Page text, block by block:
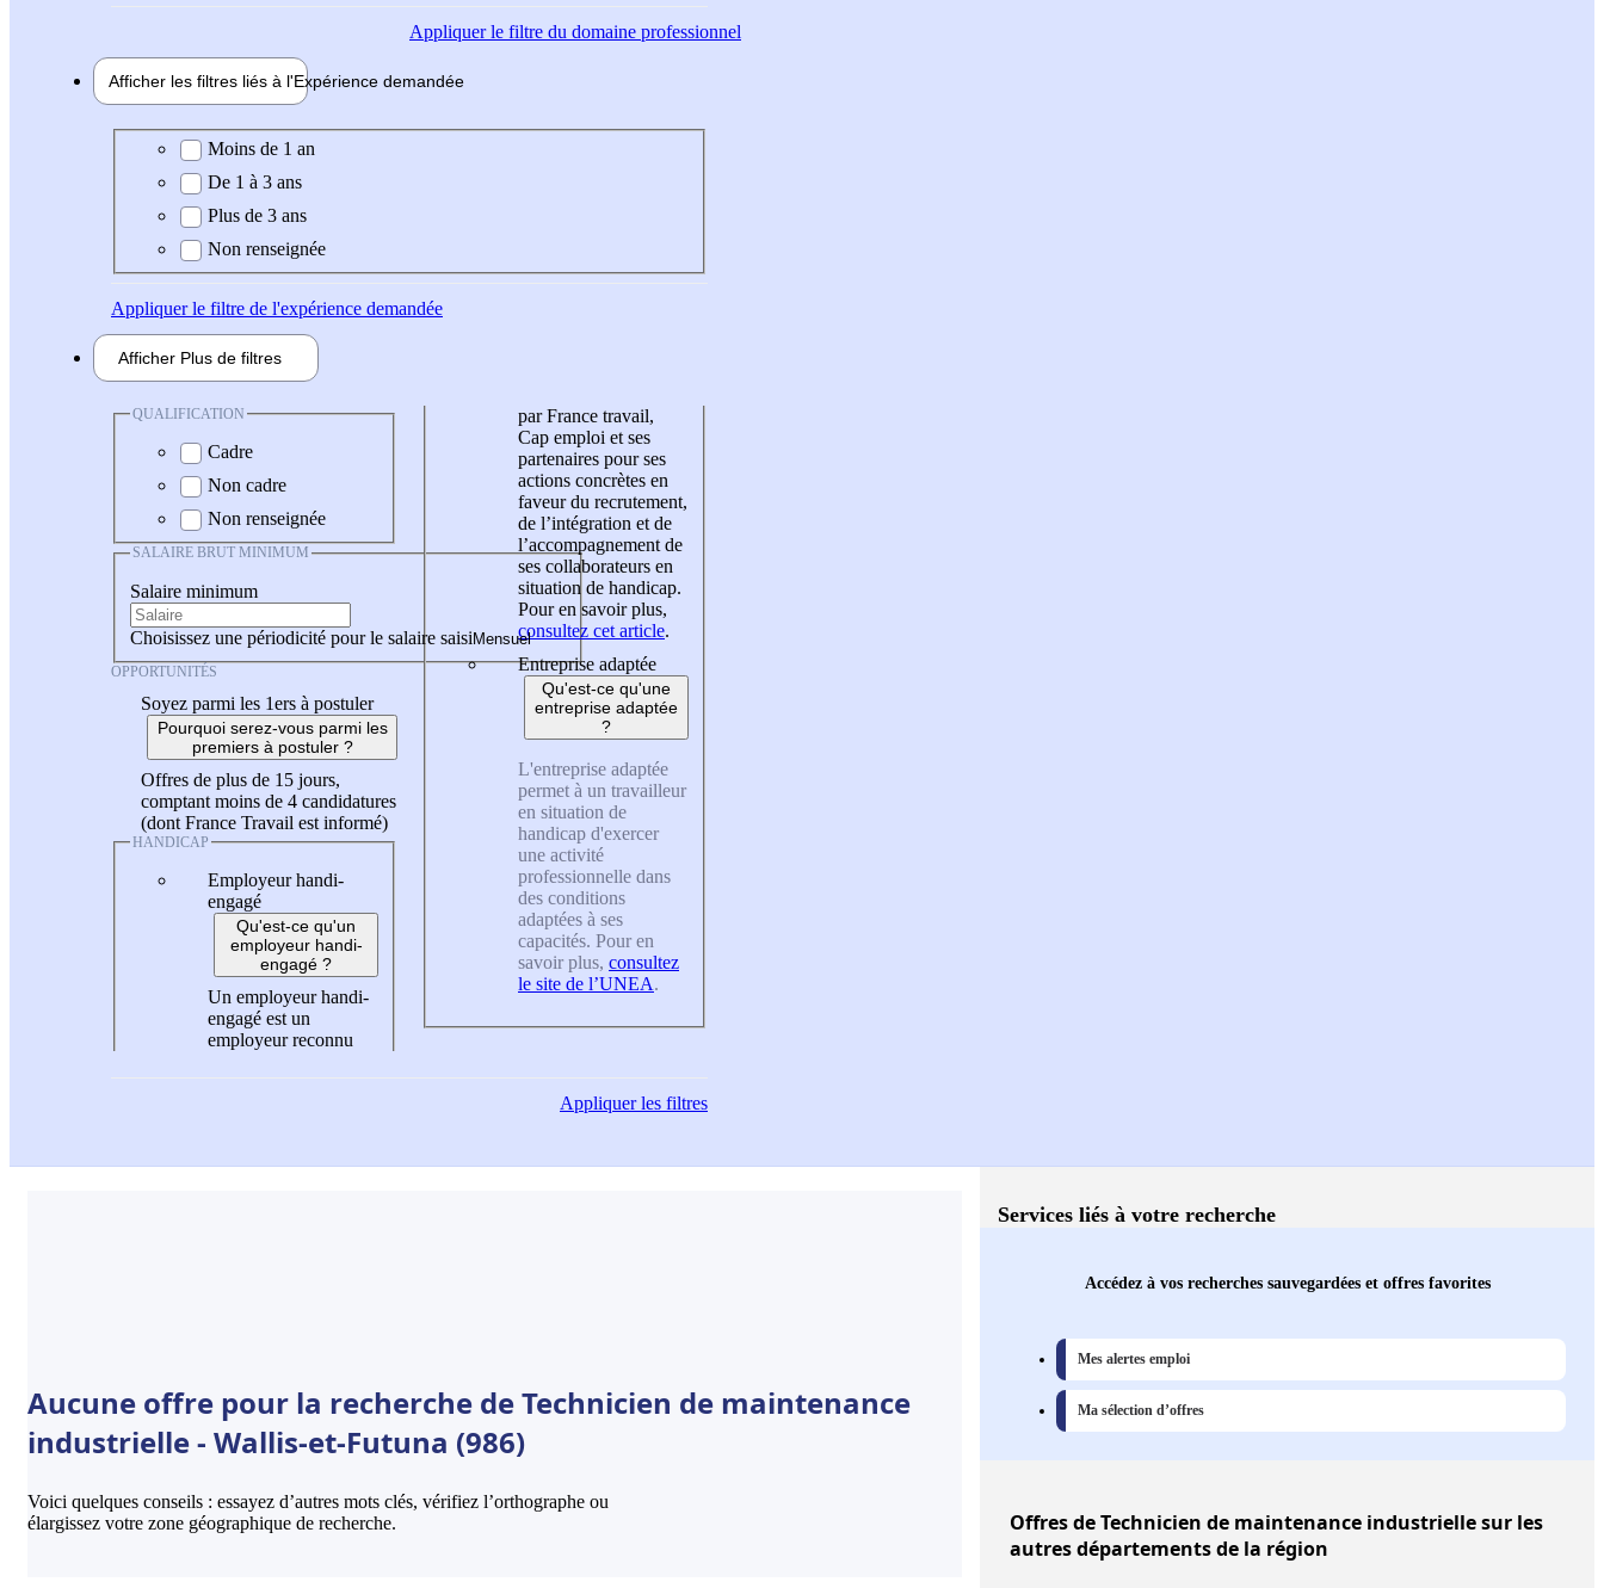
Appliquerle filtre du domaine professionnel
Afficher les filtres liés à l'Expérience demandée
Expérience demandée
Moins de 1 an
De 1 à 3 ans
Plus de 3 ans
Non renseignée
Appliquerle filtre de l'expérience demandée
Afficher Plus de filtres
QUALIFICATION
Cadre
Non cadre
Non renseignée
SALAIRE BRUT MINIMUM
Salaire minimum
Choisissez une périodicité pour le salaire saisi
OPPORTUNITÉS
Soyez parmi les 1ers à postuler
Pourquoi serez-vous parmi les
premiers à postuler ?
Offres de plus de 15 jours,
comptant moins de 4 candidatures
(dont France Travail est informé)
HANDICAP
Employeur handi-
engagé
Qu'est-ce qu'un
employeur handi-
engagé ?
Un employeur handi-
engagé est un
employeur reconnu
par France travail,
Cap emploi et ses
partenaires pour ses
actions concrètes en
faveur du recrutement,
de l’intégration et de
l’accompagnement de
ses collaborateurs en
situation de handicap.
Pour en savoir plus,
consultez cet article.
Entreprise adaptée
Qu'est-ce qu'une
entreprise adaptée
?
L'entreprise adaptée
permet à un travailleur
en situation de
handicap d'exercer
une activité
professionnelle dans
des conditions
adaptées à ses
capacités. Pour en
savoir plus, consultez
le site de l’UNEA.
Appliquerles filtres
Aucune offre pour la recherche de Technicien de maintenance
industrielle - Wallis-et-Futuna (986)
Voici quelques conseils : essayez d’autres mots clés, vérifiez l’orthographe ou
élargissez votre zone géographique de recherche.
Services liés à votre recherche
Accédez à vos recherches sauvegardées et offres favorites
Mes alertes emploi
Ma sélection d’offres
Offresde Technicien de maintenance industrielle sur les
autres départements de la région